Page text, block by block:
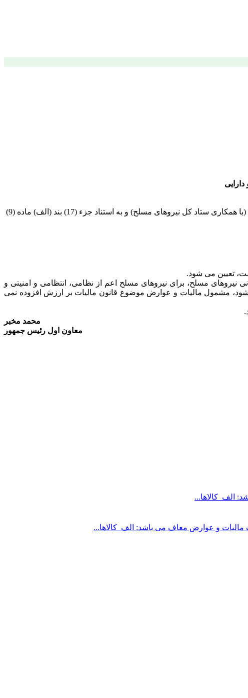
نیروهای مسلح، برای نیروهای مسلح اعم از نظامی، انتظامی و امنیتی و
و یا از داخل خریداری می شود، مشمول مالیات و عوارض موضوع قانون مالیات بر ارزش افزوده نمی
محمد مخبر
معاون اول رئیس جمهور